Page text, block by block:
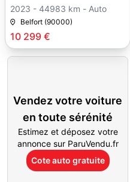
10 299 €
2023 - 44983 km - Auto
Belfort (90000)
Vendez votre voiture
en toute sérénité
Estimez et déposez votre
annonce sur ParuVendu.fr
Cote auto gratuite